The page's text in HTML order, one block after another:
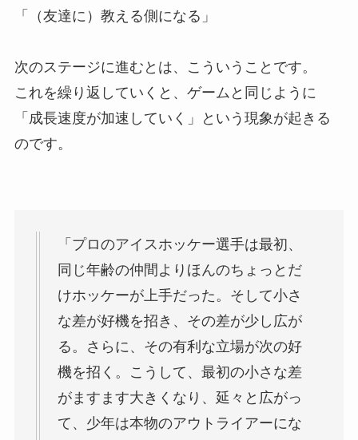
「（友達に）教える側になる」
次のステージに進むとは、こういうことです。
これを繰り返していくと、ゲームと同じように
「成長速度が加速していく」という現象が起きる
のです。
「プロのアイスホッケー選手は最初、
同じ年齢の仲間よりほんのちょっとだ
けホッケーが上手だった。そして小さ
な差が好機を招き、その差が少し広が
る。さらに、その有利な立場が次の好
機を招く。こうして、最初の小さな差
がますます大きくなり、延々と広がっ
て、少年は本物のアウトライアーにな